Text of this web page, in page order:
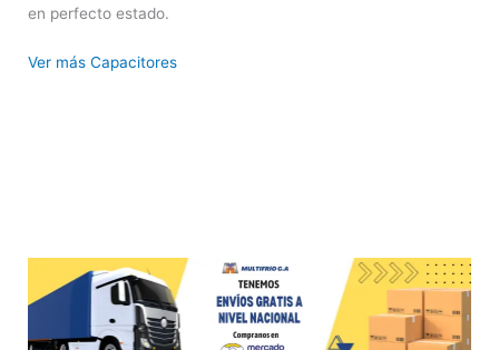
en perfecto estado.
Ver más Capacitores